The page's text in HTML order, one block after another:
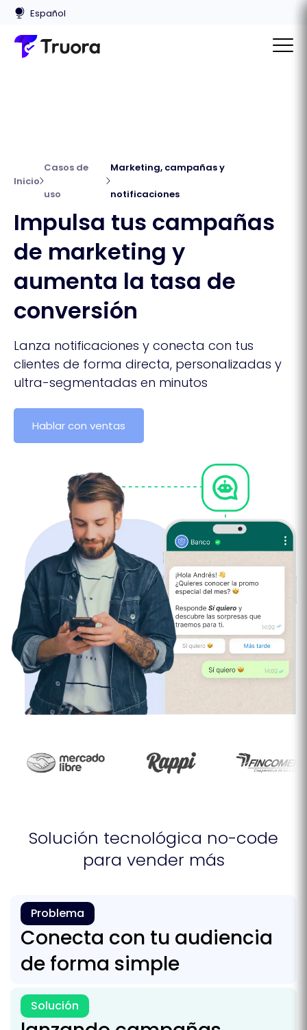
Inicio
Casos de
uso
Marketing, campañas y
notificaciones
Impulsa tus campañas
de marketing y
aumenta la tasa de
conversión
Lanza notificaciones y conecta con tus
clientes de forma directa, personalizadas y
ultra-segmentadas en minutos
Hablar con ventas
Solución tecnológica no-code
para vender más
Problema
Conecta con tu audiencia
de forma simple
Solución